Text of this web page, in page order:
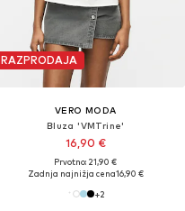
RAZPRODAJA
VERO MODA
Bluza 'VMTrine'
16,90 €
Prvotno: 21,90 €
Zadnja najnižja cena16,90 €
+2